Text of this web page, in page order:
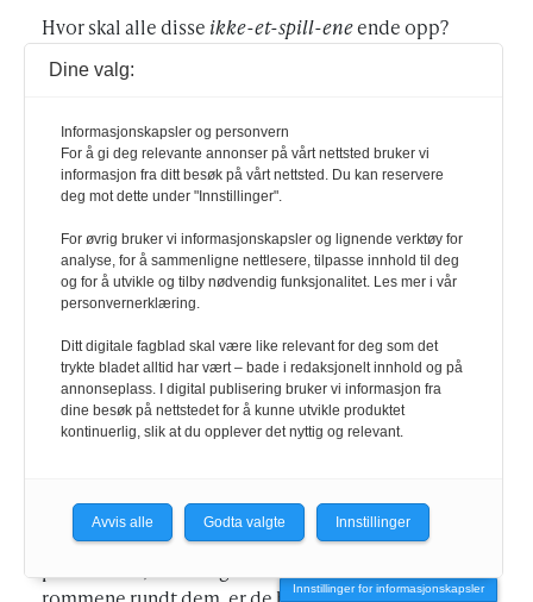
Hvor skal alle disse ikke-et-spill-eneende opp?
mangfoldige sosiale nettet til massene i en versjon
som var like kald og hul som en eurotrance-groove
fra årtusenskiftet. Det er en god påminner om hva
som skjer når vi ikke selv får definere rommene vi
skal leve i.
I den fysiske verden blir det arkitekturopprør, i den
stirrer stivt foran seg mens de tar en lang slurk av
vannglasset sitt. I begge tilfeller er gjerne resultatet
at det som allerede er bygget sjelden endres
nevneverdig.
Å være tilstede når avgjørelsene tas betyr noe. Om
store deler av befolkningen ikke behersker hverken
Innstillinger for informasjonskapsler
Dine valg:
Informasjonskapsler og personvern
For å gi deg relevante annonser på vårt nettsted bruker vi
informasjon fra ditt besøk på vårt nettsted. Du kan reservere
deg mot dette under "Innstillinger".
For øvrig bruker vi informasjonskapsler og lignende verktøy for
analyse, for å sammenligne nettlesere, tilpasse innhold til deg
og for å utvikle og tilby nødvendig funksjonalitet. Les mer i vår
personvernerklæring.
Ditt digitale fagblad skal være like relevant for deg som det
trykte bladet alltid har vært – bade i redaksjonelt innhold og på
annonseplass. I digital publisering bruker vi informasjon fra
dine besøk på nettstedet for å kunne utvikle produktet
kontinuerlig, slik at du opplever det nyttig og relevant.
Avvis alle Godta valgte Innstillinger